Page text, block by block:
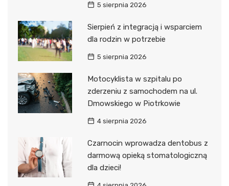
5 sierpnia 2026
Sierpień z integracją i wsparciem
dla rodzin w potrzebie
5 sierpnia 2026
Motocyklista w szpitalu po
zderzeniu z samochodem na ul.
Dmowskiego w Piotrkowie
4 sierpnia 2026
Czarnocin wprowadza dentobus z
darmową opieką stomatologiczną
dla dzieci!